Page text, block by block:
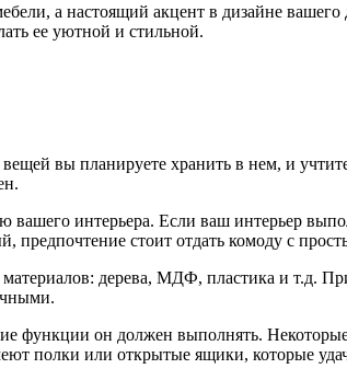
а настоящий акцент в дизайне
ее уютной и стильной.
вы планируете хранить в нем, и
вашего интерьера. Если ваш интерьер
стоит отдать комоду с
дерева, МДФ, пластика и т.д.
функции он должен выполнять.
полки или открытые ящики, которые